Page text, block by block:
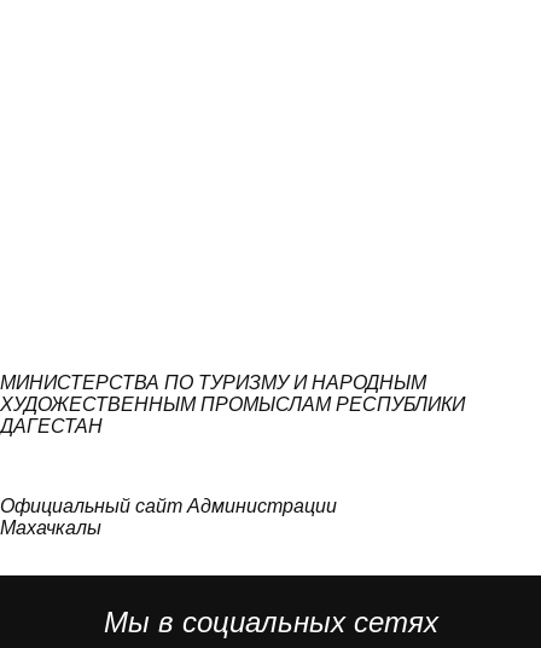
МИНИСТЕРСТВА ПО ТУРИЗМУ И НАРОДНЫМ
ХУДОЖЕСТВЕННЫМ ПРОМЫСЛАМ РЕСПУБЛИКИ
ДАГЕСТАН
Официальный сайт Администрации
Махачкалы
Мы в социальных сетях